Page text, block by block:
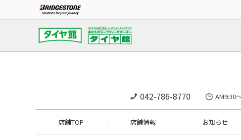
042-786-8770 AM9:30
店舗TOP 店舗情報 お知らせ